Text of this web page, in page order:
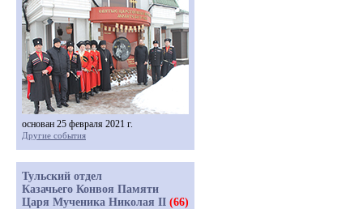
основан 25 февраля 2021 г.
Другие события
Тульский отдел
Казачьего Конвоя Памяти
Царя Мученика Николая II (66)